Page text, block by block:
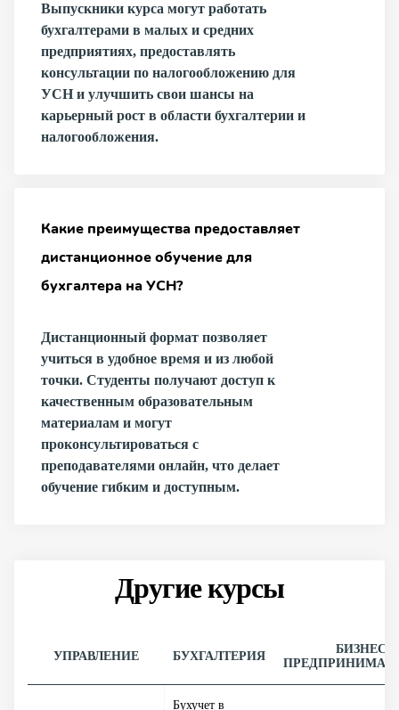
Выпускники курса могут работать
бухгалтерами в малых и средних
предприятиях, предоставлять
консультации по налогообложению для
УСН и улучшить свои шансы на
карьерный рост в области бухгалтерии и
налогообложения.
Какие преимущества предоставляет
дистанционное обучение для
бухгалтера на УСН?
Дистанционный формат позволяет
учиться в удобное время и из любой
точки. Студенты получают доступ к
качественным образовательным
материалам и могут
проконсультироваться с
преподавателями онлайн, что делает
обучение гибким и доступным.
Другие курсы
УПРАВЛЕНИЕ БУХГАЛТЕРИЯ
БИЗНЕС И
Бухучет в